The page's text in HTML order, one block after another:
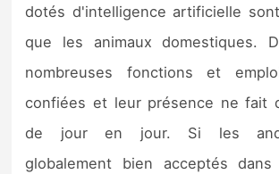
dotés d'intelligence artificielle
que les animaux domestiques.
nombreuses fonctions et
confiées et leur présence ne fait
de jour en jour. Si les
globalement bien acceptés